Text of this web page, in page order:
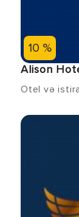
10 %
Alison
Otel və